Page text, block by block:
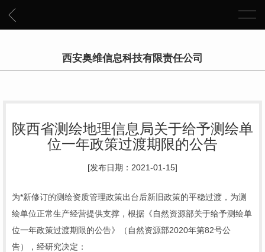
西安奥维信息科技有限责任公司
陕西省测绘地理信息局关于给予测绘单
位一年政策过渡期限的公告
[发布日期：2021-01-15]
为*新修订的测绘资质管理政策出台后新旧政策的平稳过渡，为测
绘单位正常生产经营提供支撑，根据《自然资源部关于给予测绘单
位一年政策过渡期限的公告》（自然资源部2020年第82号公
告），经研究决定：